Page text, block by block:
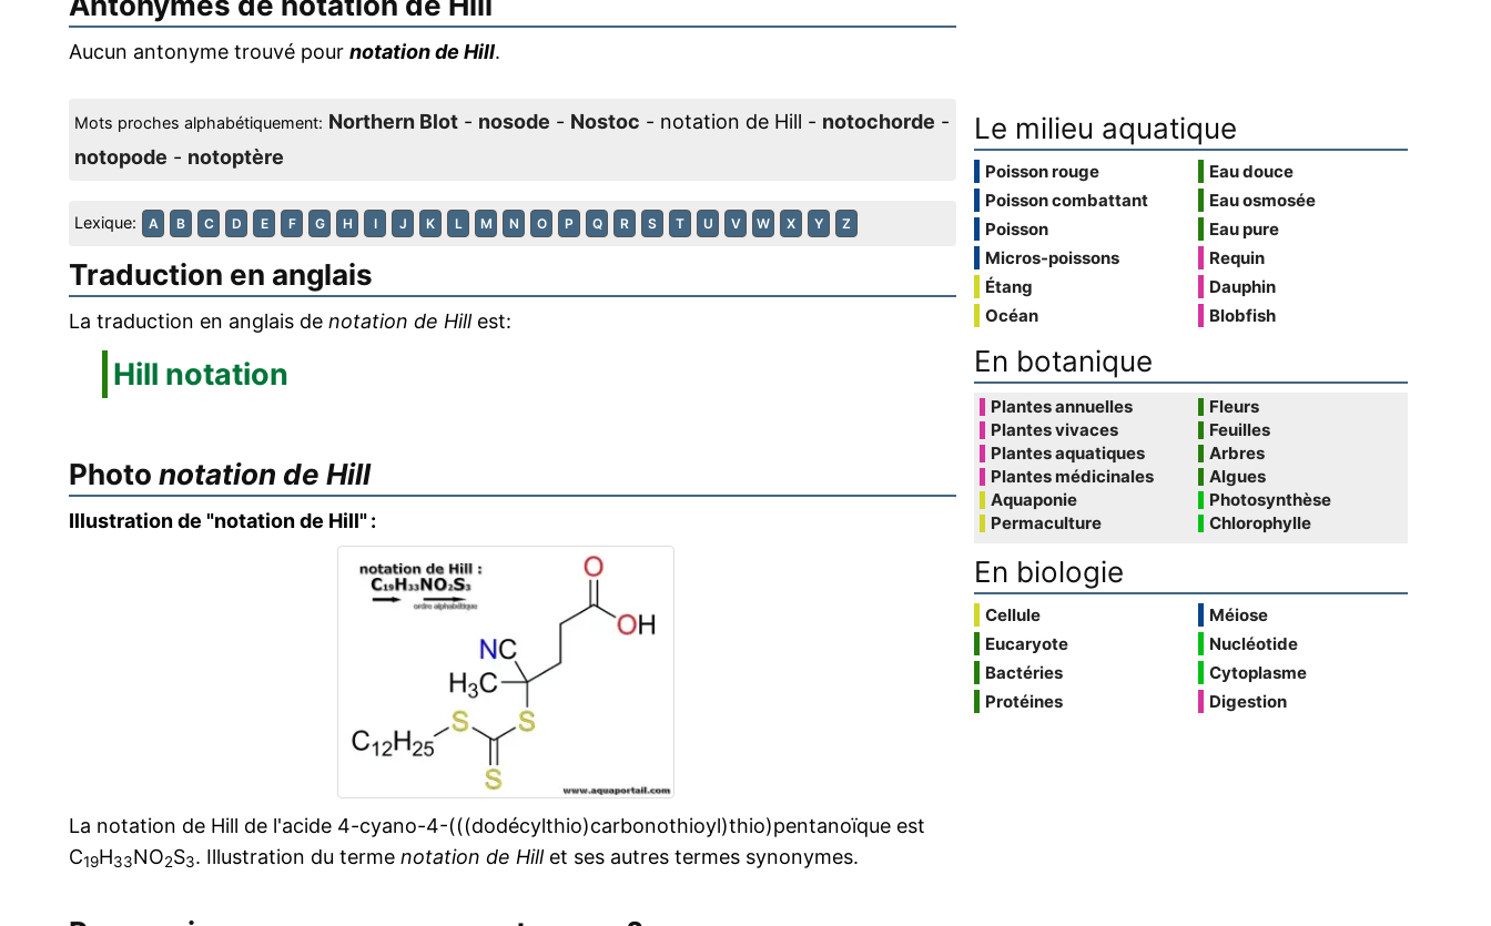
Aucun antonyme trouvé pour notation de Hill.
Mots proches alphabétiquement: Northern Blot - nosode - Nostoc - notation de Hill - notochorde -
notopode - notoptère
Lexique: A B C D E F G H I J K L M N O P Q R S T U V W X Y Z
Traduction en anglais
La traduction en anglais de notation de Hillest:
Hill notation
Photo notation de Hill
Illustration de "notation de Hill" :
La notation de Hill de l'acide 4-cyano-4-(((dodécylthio)carbonothioyl)thio)pentanoïque est
C19H33NO2S3. Illustration du terme notation de Hillet ses autres termes synonymes.
Le milieu aquatique
Poisson rouge
Poisson combattant
Poisson
Micros-poissons
Étang
Océan
Eau douce
Eau osmosée
Eau pure
Requin
Dauphin
Blobfish
En botanique
Plantes annuelles
Plantes vivaces
Plantes aquatiques
Plantes médicinales
Aquaponie
Permaculture
Fleurs
Feuilles
Arbres
Algues
Photosynthèse
Chlorophylle
En biologie
Cellule
Eucaryote
Bactéries
Protéines
Méiose
Nucléotide
Cytoplasme
Digestion